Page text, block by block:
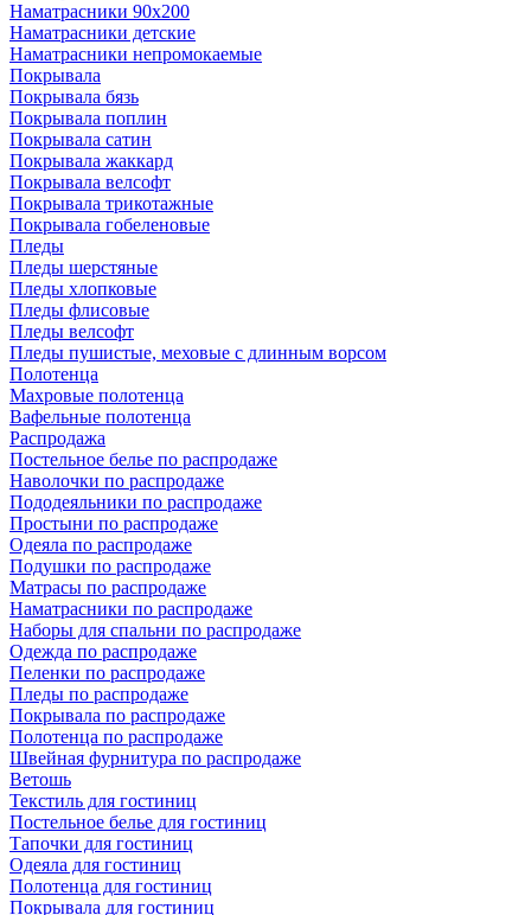
Наматрасники 90х200
Наматрасники детские
Наматрасники непромокаемые
Покрывала
Покрывала бязь
Покрывала поплин
Покрывала сатин
Покрывала жаккард
Покрывала велсофт
Покрывала трикотажные
Покрывала гобеленовые
Пледы
Пледы шерстяные
Пледы хлопковые
Пледы флисовые
Пледы велсофт
Пледы пушистые, меховые с длинным ворсом
Полотенца
Махровые полотенца
Вафельные полотенца
Распродажа
Постельное белье по распродаже
Наволочки по распродаже
Пододеяльники по распродаже
Простыни по распродаже
Одеяла по распродаже
Подушки по распродаже
Матрасы по распродаже
Наматрасники по распродаже
Наборы для спальни по распродаже
Одежда по распродаже
Пеленки по распродаже
Пледы по распродаже
Покрывала по распродаже
Полотенца по распродаже
Швейная фурнитура по распродаже
Ветошь
Текстиль для гостиниц
Постельное белье для гостиниц
Тапочки для гостиниц
Одеяла для гостиниц
Полотенца для гостиниц
Покрывала для гостиниц